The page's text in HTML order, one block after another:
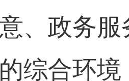
、政务
综合环